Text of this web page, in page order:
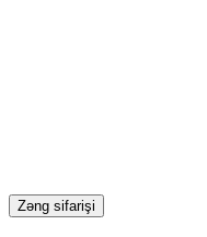
Zəng sifarişi